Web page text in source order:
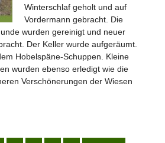
Winterschlaf geholt und auf
Vordermann gebracht. Die
wurden gereinigt und neuer
Der Keller wurde aufgeräumt.
Hobelspäne-Schuppen. Kleine
wurden ebenso erledigt wie die
Verschönerungen der Wiesen